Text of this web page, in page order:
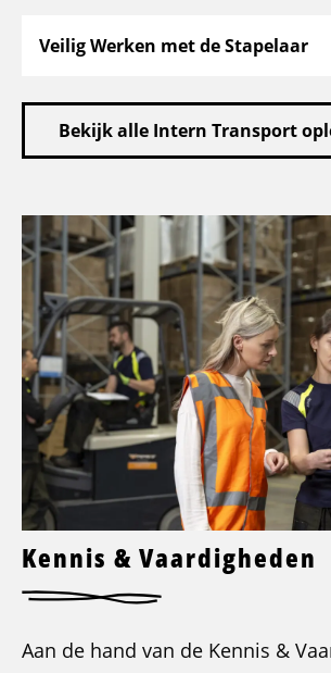
Veilig Werken met de Stapelaar
Bekijk alle Intern Transport
Kennis & Vaardigheden
Aan de hand van de Kennis &